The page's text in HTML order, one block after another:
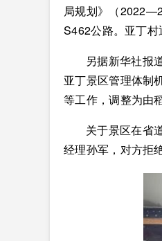
局规划》（
S462公路。亚丁村
另据新华社报
亚丁景区管理体制
等工作，调整为由
关于景区在省
经理孙军，对方拒